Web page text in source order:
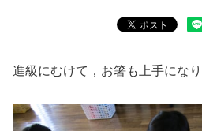
進級にむけて，お箸も上手にな